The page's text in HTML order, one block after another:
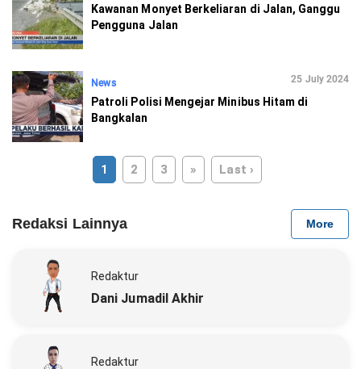
Kawanan Monyet Berkeliaran di Jalan, Ganggu
Pengguna Jalan
News 25 July 2024
Patroli Polisi Mengejar Minibus Hitam di
Bangkalan
1 2 3 » Last ›
Redaksi Lainnya More
Redaktur
Dani Jumadil Akhir
Redaktur